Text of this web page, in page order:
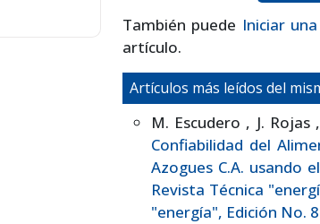
También puede Iniciar
artículo.
Artículos más leídos del
M. Escudero , J. Rojas
Confiabilidad del
Azogues C.A. usando
Revista Técnica
"energía", Edición No. 8